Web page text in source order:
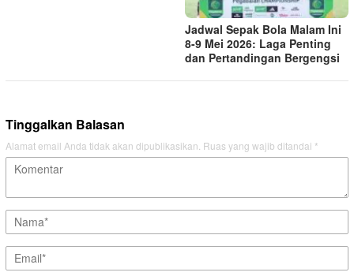
Jadwal Sepak Bola Malam Ini
8-9 Mei 2026: Laga Penting
dan Pertandingan Bergengsi
Tinggalkan Balasan
Alamat email Anda tidak akan dipublikasikan. Ruas yang wajib ditandai *